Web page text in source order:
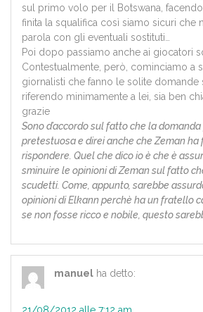
sul primo volo per il Botswana,
finita la squalifica così siamo sicuri che
parola con gli eventuali sostituti…
Poi dopo passiamo anche ai giocatori
Contestualmente, però, cominciamo a
giornalisti che fanno le solite domande
riferendo minimamente a lei, sia ben
grazie
Sono d’accordo sul fatto che la
pretestuosa e direi anche che Zeman
rispondere. Quel che dico io è che è
sminuire le opinioni di Zeman sul fatto
scudetti. Come, appunto, sarebbe
opinioni di Elkann perchè ha un fratello
se non fosse ricco e nobile, questo
manuel ha detto: